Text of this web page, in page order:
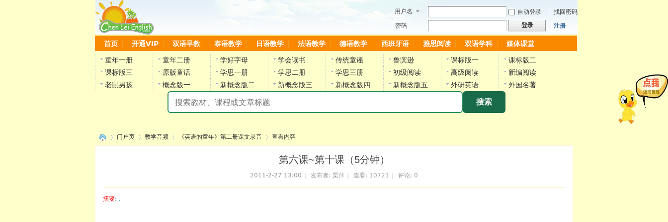
用户名 自动登录
找回密码
密码
登录 注册
首页 开通VIP 双语早教 泰语教学 日语教学 法语教学 德语教学 西班牙语 雅思阅读 双语学科 媒体课堂
童年一册 童年二册 学好字母 学会读书 传统童谣 鲁滨逊 课标版一
课标版二
课标版三
原版童话 学思一册 学思二册 学思三册 初级阅读 高级阅读
新编阅读
老鼠男孩
概念版一 新概念版二 新概念版三 新概念版四 新概念版五 外研英语 外国名著
搜索
门户页 教学音频 《英语的童年》第二册课文录音
›
查看内容
第六课~第十课（5分钟）
2011-2-27 13:00 发布者: 栗萍 查看: 10721 评论: 0
摘要: .